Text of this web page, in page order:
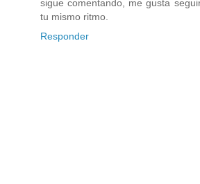
sigue comentando, me gusta
tu mismo ritmo.
Responder